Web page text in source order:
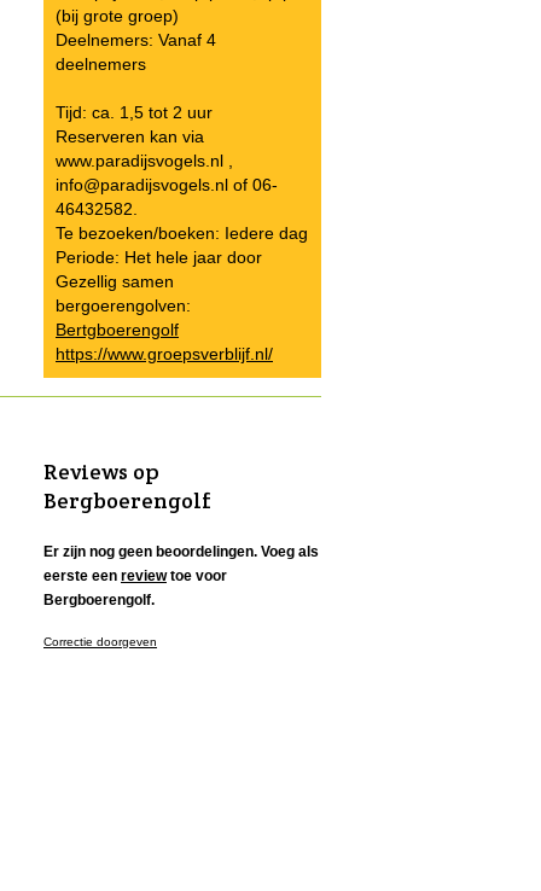
(bij grote groep)
Deelnemers: Vanaf 4
deelnemers
Tijd: ca. 1,5 tot 2 uur
Reserveren kan via
www.paradijsvogels.nl ,
info@paradijsvogels.nl of 06-
46432582.
Te bezoeken/boeken: Iedere dag
Periode: Het hele jaar door
Gezellig samen
bergoerengolven:
Bertgboerengolf
https://www.groepsverblijf.nl/
Reviews op
Bergboerengolf
Er zijn nog geen beoordelingen. Voeg als
eerste een reviewtoe voor
Bergboerengolf.
Correctie doorgeven